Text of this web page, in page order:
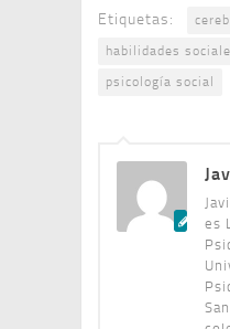
Etiquetas:
habilidades
psicología social
es